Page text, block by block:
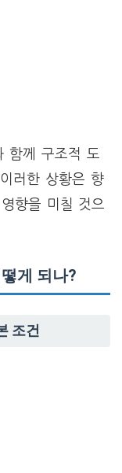
함께 구조적 도
러한 상황은 향
향을 미칠 것으
게 되나?
조건